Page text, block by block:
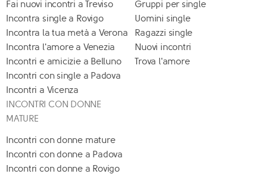
Fai nuovi incontri a Treviso
Incontra single a Rovigo
Incontra la tua metà a Verona
Incontra l'amore a Venezia
Incontri e amicizie a Belluno
Incontri con single a Padova
Incontri a Vicenza
Gruppi per single
Uomini single
Ragazzi single
Nuovi incontri
Trova l'amore
INCONTRI CON DONNE
MATURE
Incontri con donne mature
Incontri con donne a Padova
Incontri con donne a Rovigo